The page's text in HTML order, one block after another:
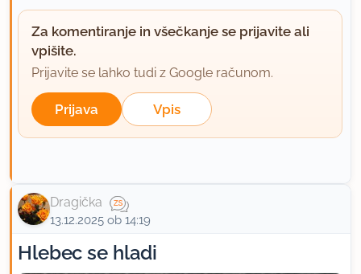
Za komentiranje in všečkanje se prijavite ali
vpišite.
Prijavite se lahko tudi z Google računom.
Prijava Vpis
Dragička
13.12.2025 ob 14:19
Hlebec se hladi